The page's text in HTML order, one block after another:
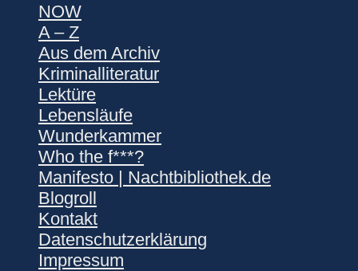
NOW
A – Z
Aus dem Archiv
Kriminalliteratur
Lektüre
Lebensläufe
Wunderkammer
Who the f***?
Manifesto | Nachtbibliothek.de
Blogroll
Kontakt
Datenschutzerklärung
Impressum